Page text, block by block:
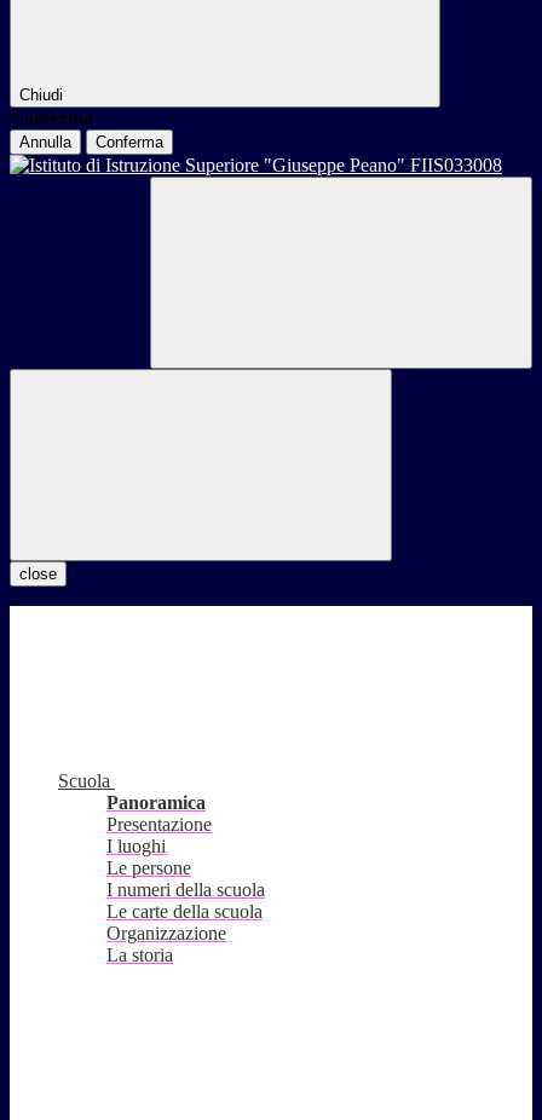
Chiudi
Conferma
Annulla Conferma
close
Scuola
Panoramica
Presentazione
I luoghi
Le persone
I numeri della scuola
Le carte della scuola
Organizzazione
La storia